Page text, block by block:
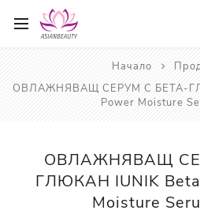
Начало
ОВЛАЖНЯВАЩ СЕРУМ С БЕТА-
Power Moisture
ОВЛАЖНЯВАЩ
ГЛЮКАН IUNIK
Moisture